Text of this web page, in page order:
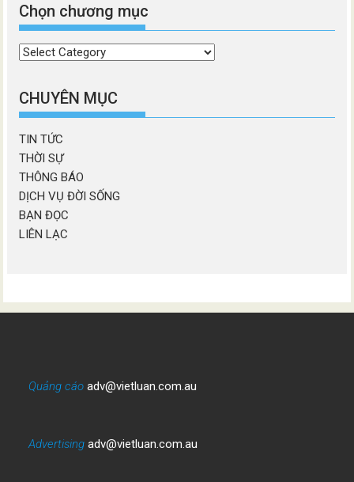
Chọn chương mục
Chọn
mục
CHUYÊN MỤC
TIN TỨC
THỜI SỰ
THÔNG BÁO
DỊCH VỤ ĐỜI SỐNG
BẠN ĐỌC
LIÊN LẠC
Quảng cáo adv@vietluan.com.au
Advertising adv@vietluan.com.au